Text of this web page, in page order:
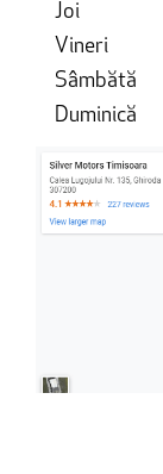
Joi
Vineri
Sâmbătă
Duminică